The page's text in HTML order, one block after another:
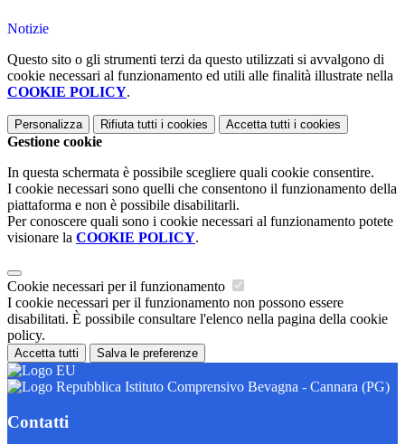
Notizie
Questo sito o gli strumenti terzi da questo utilizzati si avvalgono di
cookie necessari al funzionamento ed utili alle finalità illustrate nella
COOKIE POLICY.
Personalizza Rifiuta tutti i cookies Accetta tutti i cookies
Gestione cookie
In questa schermata è possibile scegliere quali cookie consentire.
I cookie necessari sono quelli che consentono il funzionamento della
piattaforma e non è possibile disabilitarli.
Per conoscere quali sono i cookie necessari al funzionamento potete
visionare la COOKIE POLICY.
Cookie necessari per il funzionamento
I cookie necessari per il funzionamento non possono essere
disabilitati. È possibile consultare l'elenco nella pagina della cookie
policy.
Accetta tutti Salva le preferenze
Istituto Comprensivo Bevagna - Cannara (PG)
Contatti